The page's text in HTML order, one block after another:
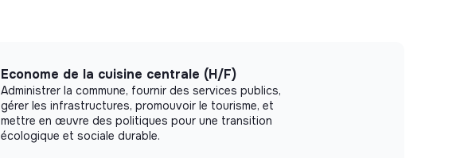
Econome de la cuisine centrale (H/F)
Administrer la commune, fournir des services publics,
gérer les infrastructures, promouvoir le tourisme, et
mettre en œuvre des politiques pour une transition
écologique et sociale durable.